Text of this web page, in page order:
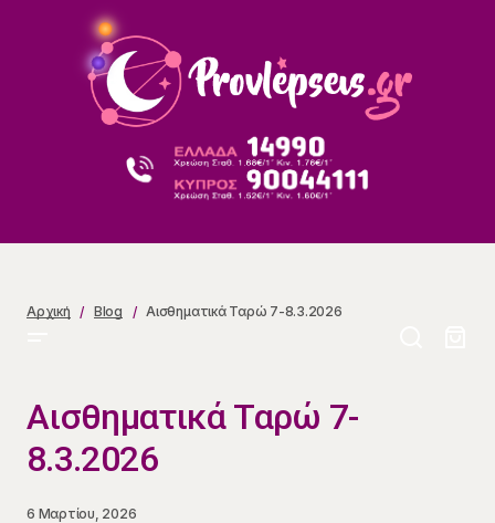
Αρχική Blog Αισθηματικά Ταρώ 7-8.3.2026
Αισθηματικά Ταρώ 7-
8.3.2026
6 Μαρτίου, 2026